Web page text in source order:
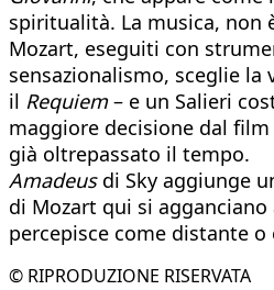
spiritualità. La musica, non
Mozart, eseguiti con
sensazionalismo, sceglie
il Requiem– e un Salieri
maggiore decisione dal
già oltrepassato il tempo.
Amadeus di Sky aggiunge
di Mozart qui si
percepisce come distante o
© RIPRODUZIONE RISERVATA